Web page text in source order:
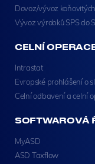
Dovoz/vývoz
Vývoz výrobků SPS do
CELNÍ
Intrastat
Evropské prohlášení o
Celní odbavení a celní
SOFTWAROVÁ
MyASD
ASD Taxflow